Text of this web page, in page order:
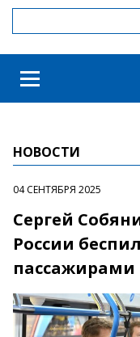
НОВОСТИ
04 СЕНТЯБРЯ 2025
Сергей
России
пассажирами